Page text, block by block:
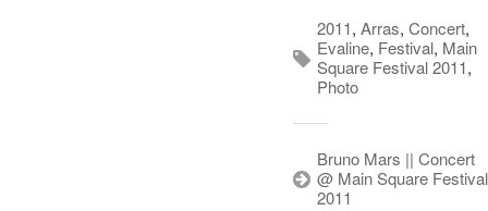
2011, Arras, Concert,
Evaline, Festival, Main
Square Festival 2011,
Photo
Bruno Mars || Concert
@ Main Square Festival
2011